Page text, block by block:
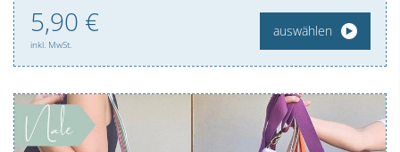
5,90 €
inkl. MwSt.
auswählen